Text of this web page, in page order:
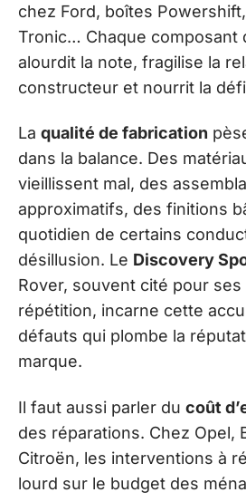
chez Ford, boîtes
Tronic… Chaque composant
alourdit la note, fragilise la
constructeur et nourrit la
La qualité de fabrication
dans la balance. Des
vieillissent mal, des
approximatifs, des finitions
quotidien de certains
désillusion. Le Discovery
Rover, souvent cité pour ses
répétition, incarne cette
défauts qui plombe la
marque.
Il faut aussi parler du coût
des réparations. Chez Opel,
Citroën, les interventions à
lourd sur le budget des